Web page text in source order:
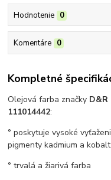
Hodnotenie 0
Komentáre 0
Kompletné
Olejová farba značky D&R
111014442:
° poskytuje vysoké
pigmenty kadmium a kobalt
° trvalá a žiarivá farba